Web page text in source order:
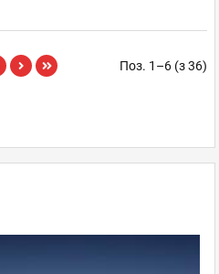
Поз. 1–6 (з 36)